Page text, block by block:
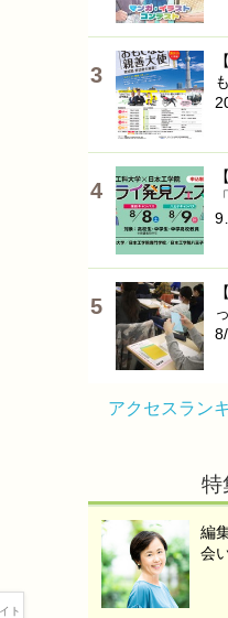
アクセスラン
特
編
会